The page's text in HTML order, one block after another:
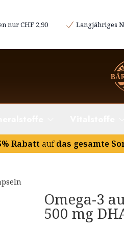
nur CHF 2,90 Langjähriges
Rabatt aufdas gesamte
Omega-3
500 mg